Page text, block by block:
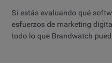
Si estás evaluando qué
esfuerzos de marketing
todo lo que Brandwatch